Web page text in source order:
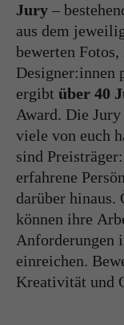
Jury –
aus dem
bewerten
Designer:innen
ergibt über 40
Award. Die
viele von euch
sind
erfahrene
darüber hinaus.
können ihre
Anforderungen
einreichen.
Kreativität und